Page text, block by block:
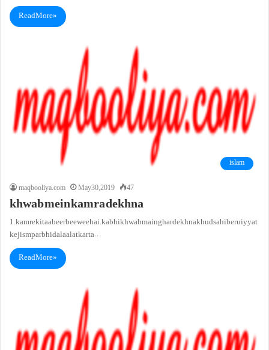
Read More »
islam
maqbooliya.com
May 30, 2019 47
khwab mein kamra dekhna
1. kamre ki taabeer beewee hai. kabhi khwab main ghar dekhna khud sahibe ruiyyat
ke jism par bhi dalaalat karta…
Read More »